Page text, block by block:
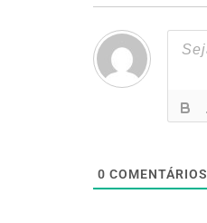
0 COMENTÁRIOS